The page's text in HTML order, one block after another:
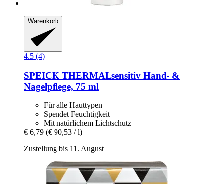
Warenkorb
4.5 (4)
SPEICK THERMALsensitiv Hand-​ &
Nagelpflege, 75 ml
Für alle Hauttypen
Spendet Feuchtigkeit
Mit natürlichem Lichtschutz
€ 6,79 (€ 90,53 / l)
Zustellung bis 11. August